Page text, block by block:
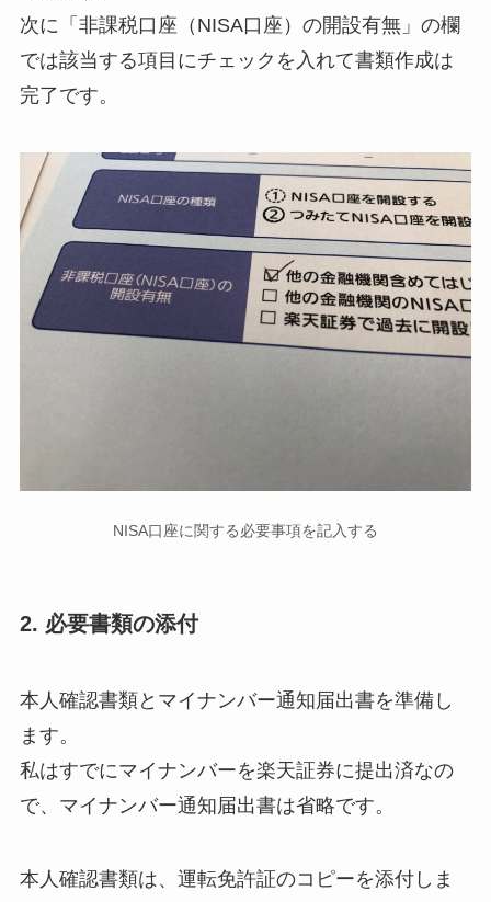
次に「非課税口座（NISA口座）の開設有無」の欄
では該当する項目にチェックを入れて書類作成は
完了です。
NISA口座に関する必要事項を記入する
2. 必要書類の添付
本人確認書類とマイナンバー通知届出書を準備し
ます。
私はすでにマイナンバーを楽天証券に提出済なの
で、マイナンバー通知届出書は省略です。
本人確認書類は、運転免許証のコピーを添付しま